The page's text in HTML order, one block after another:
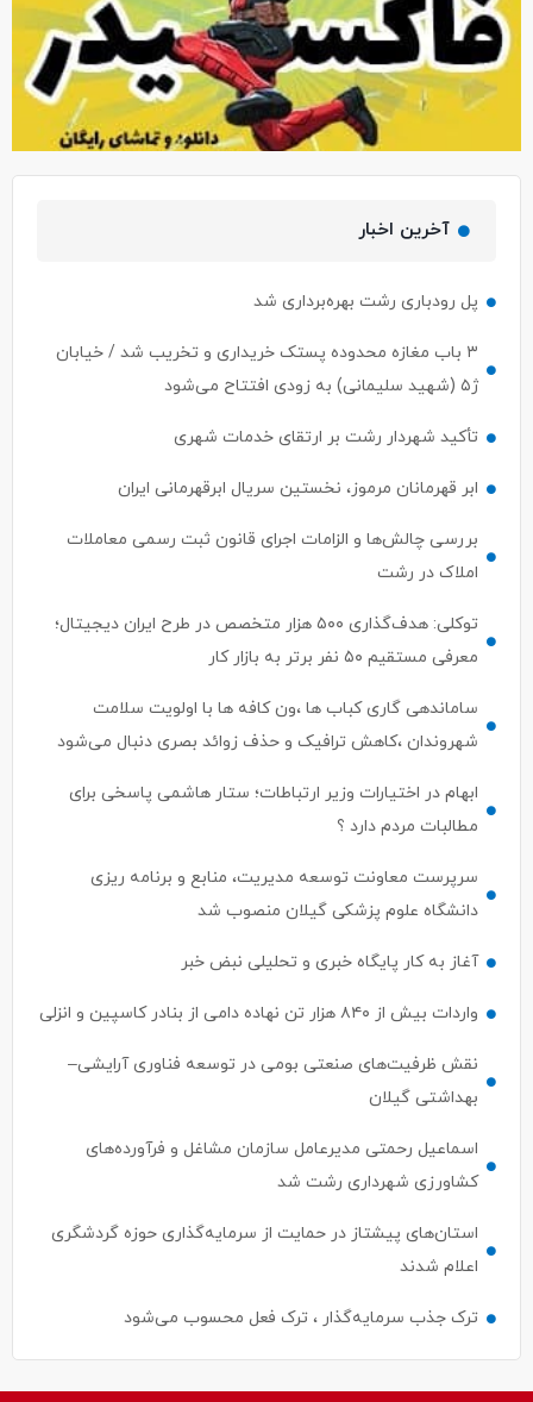
آخرین اخبار
پل رودباری رشت بهره‌برداری شد
۳ باب مغازه محدوده پستک خریداری و تخریب شد / خیابان
ژ۵ (شهید سلیمانی) به زودی افتتاح می‌شود
تأکید شهردار رشت بر ارتقای خدمات شهری
ابر قهرمانان مرموز، نخستین سریال ابرقهرمانی ایران
بررسی چالش‌ها و الزامات اجرای قانون ثبت رسمی معاملات
املاک در رشت
توکلی: هدف‌گذاری ۵۰۰ هزار متخصص در طرح ایران دیجیتال؛
معرفی مستقیم ۵۰ نفر برتر به بازار کار
ساماندهی گاری کباب ها ،ون کافه ها با اولویت سلامت
شهروندان ،کاهش ترافیک و حذف زوائد بصری دنبال می‌شود
ابهام در اختیارات وزیر ارتباطات؛ ستار هاشمی پاسخی برای
مطالبات مردم دارد ؟
سرپرست معاونت توسعه مدیریت، منابع و برنامه ریزی
دانشگاه علوم پزشکی گیلان منصوب شد
آغاز به کار پایگاه خبری و تحلیلی نبض خبر
واردات بیش از ۸۴۰ هزار تن نهاده دامی از بنادر كاسپین و انزلی
نقش ظرفیت‌های صنعتی بومی در توسعه فناوری آرایشی–
بهداشتی گیلان
اسماعیل رحمتی مدیرعامل سازمان مشاغل و فرآورده‌های
کشاورزی شهرداری رشت شد
استان‌های پیشتاز در حمایت از سرمایه‌گذاری حوزه گردشگری
اعلام شدند
ترک جذب سرمایه‌گذار ، ترک فعل محسوب می‌شود